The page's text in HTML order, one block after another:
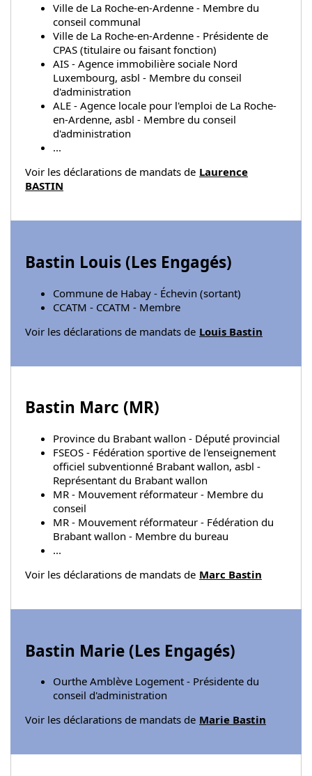
Ville de La Roche-en-Ardenne - Membre du
conseil communal
Ville de La Roche-en-Ardenne - Présidente de
CPAS (titulaire ou faisant fonction)
AIS - Agence immobilière sociale Nord
Luxembourg, asbl - Membre du conseil
d'administration
ALE - Agence locale pour l'emploi de La Roche-
en-Ardenne, asbl - Membre du conseil
d'administration
...
Voir les déclarations de mandats de Laurence
BASTIN
Bastin Louis (Les Engagés)
Commune de Habay - Échevin (sortant)
CCATM - CCATM - Membre
Voir les déclarations de mandats de Louis Bastin
Bastin Marc (MR)
Province du Brabant wallon - Député provincial
FSEOS - Fédération sportive de l'enseignement
officiel subventionné Brabant wallon, asbl -
Représentant du Brabant wallon
MR - Mouvement réformateur - Membre du
conseil
MR - Mouvement réformateur - Fédération du
Brabant wallon - Membre du bureau
...
Voir les déclarations de mandats de Marc Bastin
Bastin Marie (Les Engagés)
Ourthe Amblève Logement - Présidente du
conseil d'administration
Voir les déclarations de mandats de Marie Bastin